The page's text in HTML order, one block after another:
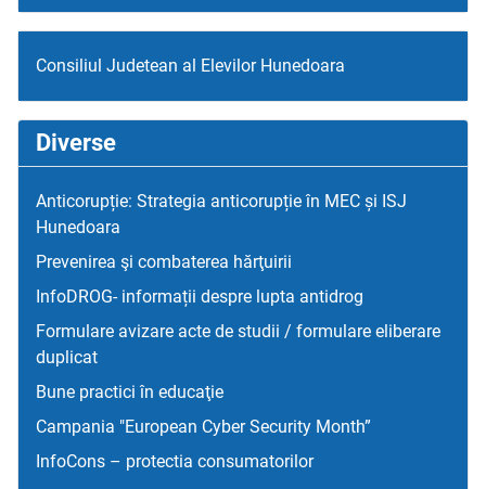
Consiliul Judetean al Elevilor Hunedoara
Diverse
Anticorupție: Strategia anticorupție în MEC și ISJ
Hunedoara
Prevenirea şi combaterea hărţuirii
InfoDROG- informații despre lupta antidrog
Formulare avizare acte de studii / formulare eliberare
duplicat
Bune practici în educaţie
Campania "European Cyber Security Month”
InfoCons – protectia consumatorilor